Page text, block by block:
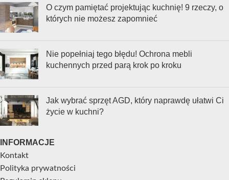
O czym pamiętać projektując kuchnię! 9 rzeczy, o
których nie możesz zapomnieć
Nie popełniaj tego błędu! Ochrona mebli
kuchennych przed parą krok po kroku
Jak wybrać sprzęt AGD, który naprawdę ułatwi Ci
życie w kuchni?
INFORMACJE
Kontakt
Polityka prywatności